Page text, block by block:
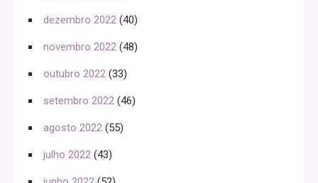
dezembro 2022 (40)
novembro 2022 (48)
outubro 2022 (33)
setembro 2022 (46)
agosto 2022 (55)
julho 2022 (43)